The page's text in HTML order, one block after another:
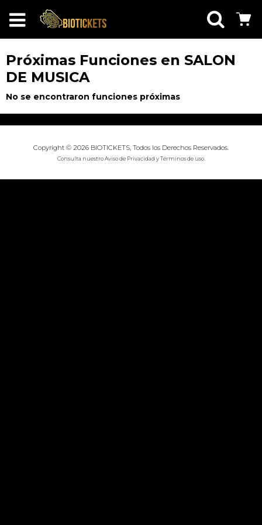
Próximas Funciones en SALON
DE MUSICA
No se encontraron funciones próximas
Copyright © 2026 BIOTICKETS, Todos los Derechos Reservados.
Consulta nuestroAviso de Privacidad yTérminos de uso.